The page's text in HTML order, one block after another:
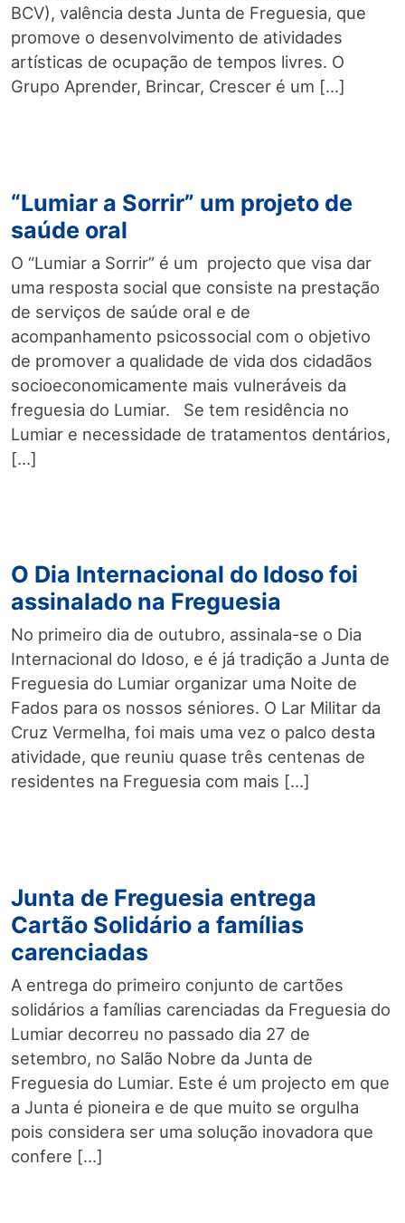
BCV), valência desta Junta de Freguesia, que
promove o desenvolvimento de atividades
artísticas de ocupação de tempos livres. O
Grupo Aprender, Brincar, Crescer é um […]
“Lumiar a Sorrir” um projeto de
saúde oral
O “Lumiar a Sorrir” é um projecto que visa dar
uma resposta social que consiste na prestação
de serviços de saúde oral e de
acompanhamento psicossocial com o objetivo
de promover a qualidade de vida dos cidadãos
socioeconomicamente mais vulneráveis da
freguesia do Lumiar. Se tem residência no
Lumiar e necessidade de tratamentos dentários,
[…]
O Dia Internacional do Idoso foi
assinalado na Freguesia
No primeiro dia de outubro, assinala-se o Dia
Internacional do Idoso, e é já tradição a Junta de
Freguesia do Lumiar organizar uma Noite de
Fados para os nossos séniores. O Lar Militar da
Cruz Vermelha, foi mais uma vez o palco desta
atividade, que reuniu quase três centenas de
residentes na Freguesia com mais […]
Junta de Freguesia entrega
Cartão Solidário a famílias
carenciadas
A entrega do primeiro conjunto de cartões
solidários a famílias carenciadas da Freguesia do
Lumiar decorreu no passado dia 27 de
setembro, no Salão Nobre da Junta de
Freguesia do Lumiar. Este é um projecto em que
a Junta é pioneira e de que muito se orgulha
pois considera ser uma solução inovadora que
confere […]